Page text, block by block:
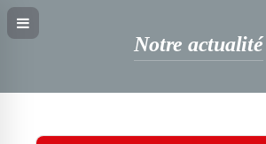
Notre actualité